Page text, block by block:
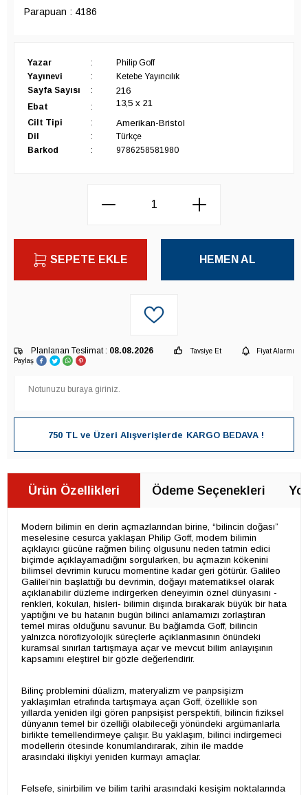
Parapuan : 4186
Yazar :
Philip Goff
Yayınevi
:
Ketebe Yayıncılık
Sayfa Sayısı
: 216
Ebat : 13,5 x 21
Cilt Tipi : Amerikan-Bristol
Dil :
Türkçe
Barkod
: 9786258581980
SEPETE EKLE HEMEN AL
Planlanan Teslimat : 08.08.2026 Tavsiye Et
Fiyat Alarmı
Paylaş
750 TL ve Üzeri Alışverişlerde KARGO BEDAVA !
Ürün Özellikleri Ödeme Seçenekleri
Modern bilimin en derin açmazlarından birine, “bilincin doğası”
meselesine cesurca yaklaşan Philip Goff, modern bilimin
açıklayıcı gücüne rağmen bilinç olgusunu neden tatmin edici
biçimde açıklayamadığını sorgularken, bu açmazın kökenini
bilimsel devrimin kurucu momentine kadar geri götürür. Galileo
Galilei’nin başlattığı bu devrimin, doğayı matematiksel olarak
açıklanabilir düzleme indirgerken deneyimin öznel dünyasını -
renkleri, kokuları, hisleri- bilimin dışında bırakarak büyük bir hata
yaptığını ve bu hatanın bugün bilinci anlamamızı zorlaştıran
temel miras olduğunu savunur. Bu bağlamda Goff, bilincin
yalnızca nörofizyolojik süreçlerle açıklanmasının önündeki
kuramsal sınırları tartışmaya açar ve mevcut bilim anlayışının
kapsamını eleştirel bir gözle değerlendirir.
Bilinç problemini düalizm, materyalizm ve panpsişizm
yaklaşımları etrafında tartışmaya açan Goff, özellikle son
yıllarda yeniden ilgi gören panpsişist perspektifi, bilincin fiziksel
dünyanın temel bir özelliği olabileceği yönündeki argümanlarla
birlikte temellendirmeye çalışır. Bu yaklaşım, bilinci indirgemeci
modellerin ötesinde konumlandırarak, zihin ile madde
arasındaki ilişkiyi yeniden kurmayı amaçlar.
Felsefe, sinirbilim ve bilim tarihi arasındaki kesişim noktalarında